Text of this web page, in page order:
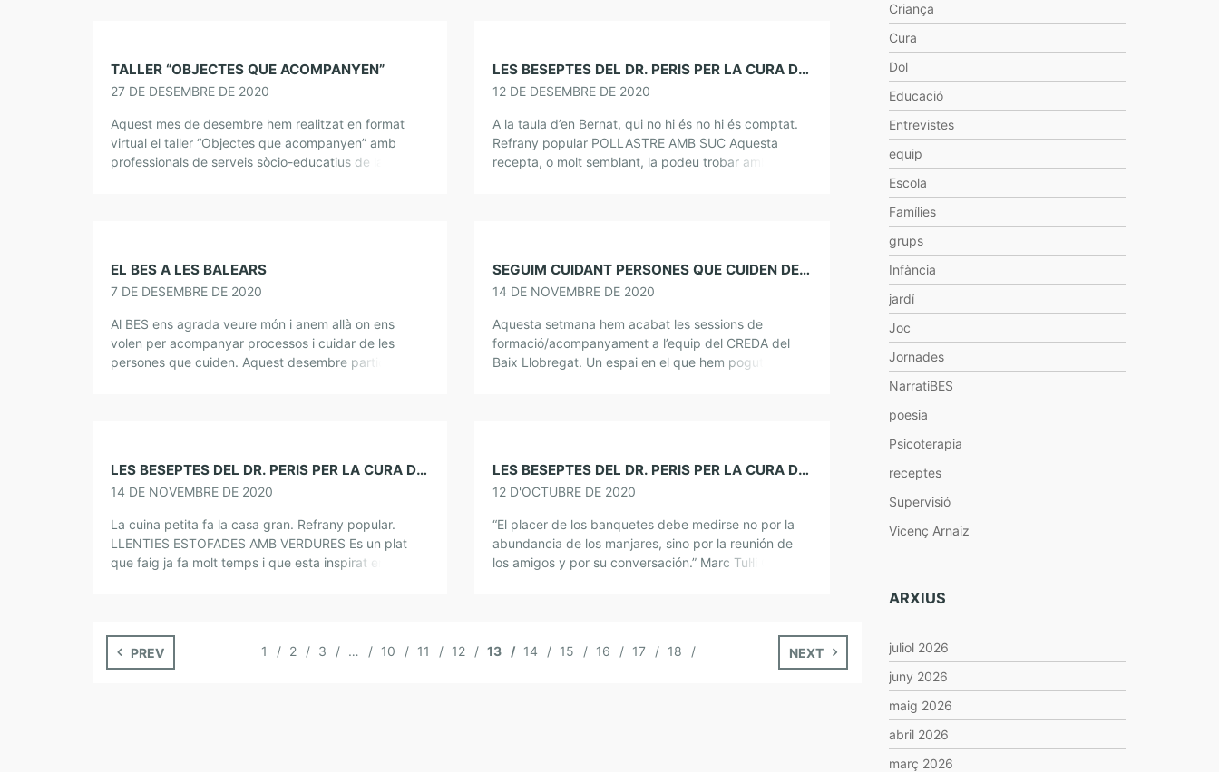
TALLER “OBJECTES QUE ACOMPANYEN”
27 DE DESEMBRE DE 2020
Aquest mes de desembre hem realitzat en format
virtual el taller “Objectes que acompanyen” amb
professionals de serveis sòcio-educatius de la
LES BESEPTES DEL DR. PERIS PER LA CURA DE L’ÀNIMA. POLLASTRE AMB SUC
12 DE DESEMBRE DE 2020
A la taula d’en Bernat, qui no hi és no hi és comptat.
Refrany popular POLLASTRE AMB SUC Aquesta
recepta, o molt semblant, la podeu trobar amb el
EL BES A LES BALEARS
7 DE DESEMBRE DE 2020
Al BES ens agrada veure món i anem allà on ens
volen per acompanyar processos i cuidar de les
persones que cuiden. Aquest desembre participem
SEGUIM CUIDANT PERSONES QUE CUIDEN DE PERSONES
14 DE NOVEMBRE DE 2020
Aquesta setmana hem acabat les sessions de
formació/acompanyament a l’equip del CREDA del
Baix Llobregat. Un espai en el que hem pogut
LES BESEPTES DEL DR. PERIS PER LA CURA DE L’ÀNIMA. LLENTIES ESTOFADES AMB VERDURES
14 DE NOVEMBRE DE 2020
La cuina petita fa la casa gran. Refrany popular.
LLENTIES ESTOFADES AMB VERDURES Es un plat
que faig ja fa molt temps i que esta inspirat en les
LES BESEPTES DEL DR. PERIS PER LA CURA DE L’ÀNIMA. PASTÍS DE CARABASSA
12 D'OCTUBRE DE 2020
“El placer de los banquetes debe medirse no por la
abundancia de los manjares, sino por la reunión de
los amigos y por su conversación.” Marc Tul·li Ciceró
PREV 1 2 3 … 10 11 12 13 14 15 16 17 18 NEXT
Criança
Cura
Dol
Educació
Entrevistes
equip
Escola
Famílies
grups
Infància
jardí
Joc
Jornades
NarratiBES
poesia
Psicoterapia
receptes
Supervisió
Vicenç Arnaiz
ARXIUS
juliol 2026
juny 2026
maig 2026
abril 2026
març 2026